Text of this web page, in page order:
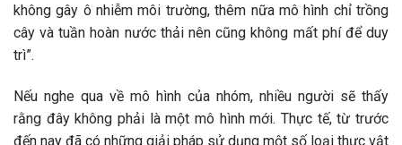
không gây ô nhiễm môi trường, thêm nữa mô hình chỉ trồng
cây và tuần hoàn nước thải nên cũng không mất phí để duy
trì”.
Nếu nghe qua về mô hình của nhóm, nhiều người sẽ thấy
rằng đây không phải là một mô hình mới. Thực tế, từ trước
đến nay đã có những giải pháp sử dụng một số loại thực vật